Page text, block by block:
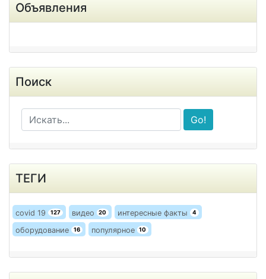
Объявления
Поиск
Go!
ТЕГИ
covid 19 127 видео 20 интересные факты 4
оборудование 16 популярное 10